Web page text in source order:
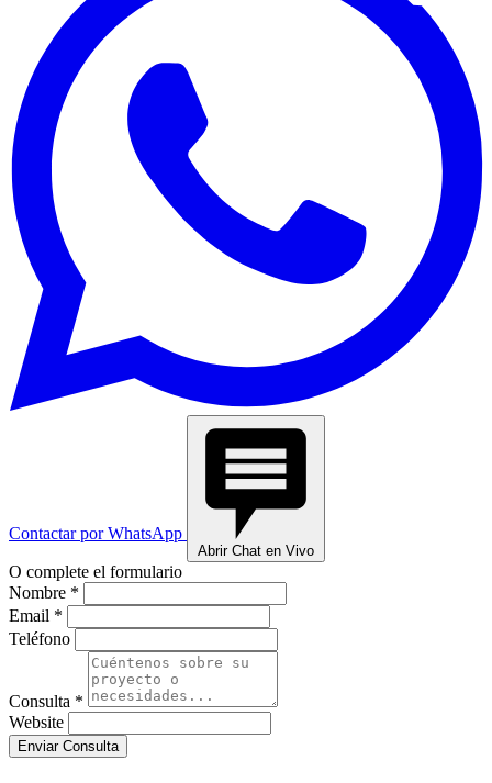
Contactar por WhatsApp
Abrir Chat en Vivo
O complete el formulario
Nombre *
Email *
Teléfono
Consulta *
Website
Enviar Consulta